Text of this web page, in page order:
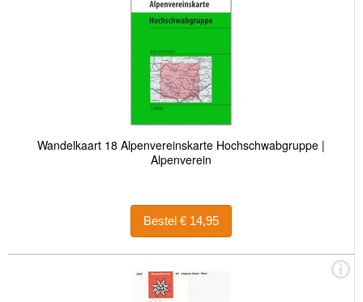
Wandelkaart 18 Alpenvereinskarte Hochschwabgruppe |
Alpenverein
Bestel € 14,95